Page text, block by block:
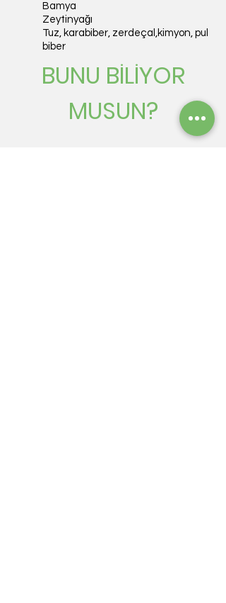
Bamya
Zeytinyağı
Tuz, karabiber, zerdeçal,kimyon, pul
biber
BUNU BİLİYOR
MUSUN?